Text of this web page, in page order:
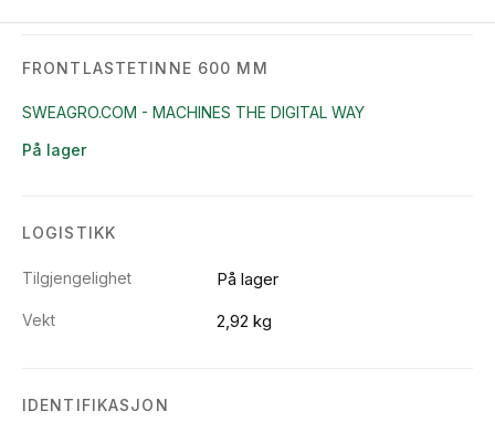
FRONTLASTETINNE 600 MM
SWEAGRO.COM - MACHINES THE DIGITAL WAY
På lager
LOGISTIKK
Tilgjengelighet På lager
Vekt 2,92 kg
IDENTIFIKASJON